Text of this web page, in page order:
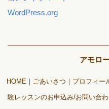
WordPress.org
アモロ
HOME ごあいさつ プロフィー
験レッスンのお申込み/お問い合